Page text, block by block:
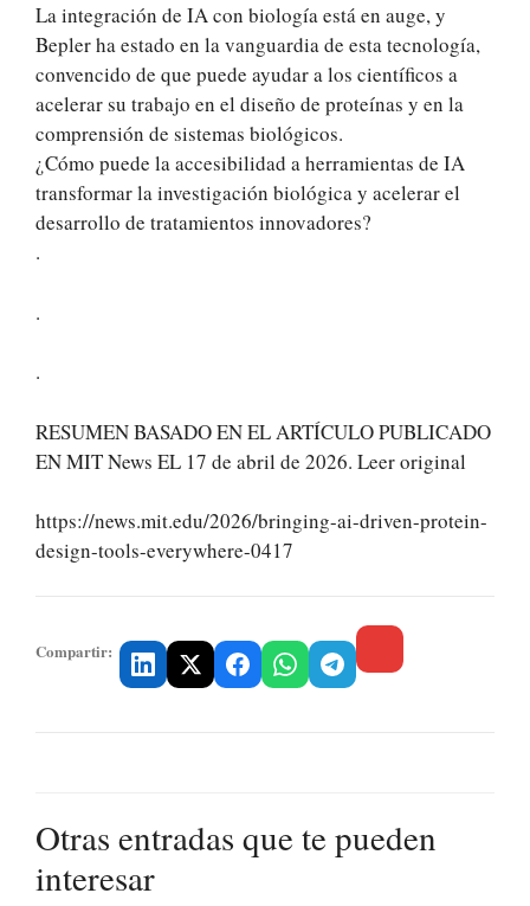
La integración de IA con biología está en auge, y
Bepler ha estado en la vanguardia de esta tecnología,
convencido de que puede ayudar a los científicos a
acelerar su trabajo en el diseño de proteínas y en la
comprensión de sistemas biológicos.
¿Cómo puede la accesibilidad a herramientas de IA
transformar la investigación biológica y acelerar el
desarrollo de tratamientos innovadores?
.
.
.
RESUMEN BASADO EN EL ARTÍCULO PUBLICADO
EN MIT News EL 17 de abril de 2026. Leer original
https://news.mit.edu/2026/bringing-ai-driven-protein-
design-tools-everywhere-0417
Compartir:
Otras entradas que te pueden
interesar